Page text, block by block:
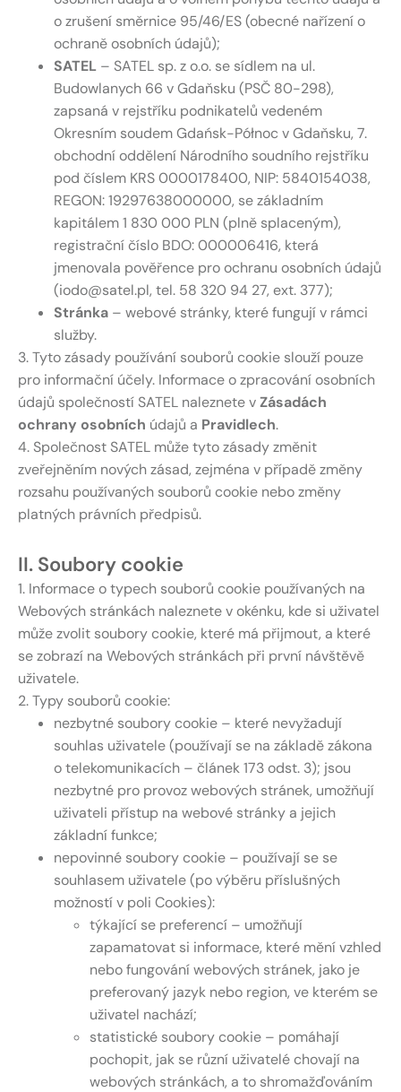
o zrušení směrnice 95/46/ES (obecné nařízení o
ochraně osobních údajů);
SATEL – SATEL sp. z o.o. se sídlem na ul.
Budowlanych 66 v Gdaňsku (PSČ 80-298),
zapsaná v rejstříku podnikatelů vedeném
Okresním soudem Gdańsk-Północ v Gdaňsku, 7.
obchodní oddělení Národního soudního rejstříku
pod číslem KRS 0000178400, NIP: 5840154038,
REGON: 19297638000000, se základním
kapitálem 1 830 000 PLN (plně splaceným),
registrační číslo BDO: 000006416, která
jmenovala pověřence pro ochranu osobních údajů
(iodo@satel.pl, tel. 58 320 94 27, ext. 377);
Stránka – webové stránky, které fungují v rámci
služby.
3. Tyto zásady používání souborů cookie slouží pouze
pro informační účely. Informace o zpracování osobních
údajů společností SATEL naleznete vZásadách
ochrany osobních údajů a Pravidlech.
4. Společnost SATEL může tyto zásady změnit
zveřejněním nových zásad, zejména v případě změny
rozsahu používaných souborů cookie nebo změny
platných právních předpisů.
II. Soubory cookie
1. Informace o typech souborů cookie používaných na
Webových stránkách naleznete v okénku, kde si uživatel
může zvolit soubory cookie, které má přijmout, a které
se zobrazí na Webových stránkách při první návštěvě
uživatele.
2. Typy souborů cookie:
nezbytné soubory cookie – které nevyžadují
souhlas uživatele (používají se na základě zákona
o telekomunikacích – článek 173 odst. 3); jsou
nezbytné pro provoz webových stránek, umožňují
uživateli přístup na webové stránky a jejich
základní funkce;
nepovinné soubory cookie – používají se se
souhlasem uživatele (po výběru příslušných
možností v poli Cookies):
týkající se preferencí – umožňují
zapamatovat si informace, které mění vzhled
nebo fungování webových stránek, jako je
preferovaný jazyk nebo region, ve kterém se
uživatel nachází;
statistické soubory cookie – pomáhají
pochopit, jak se různí uživatelé chovají na
webových stránkách, a to shromažďováním